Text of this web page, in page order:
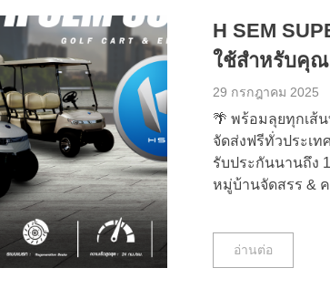
H SEM
ใช้สำหรับคุณ
29 กรกฎาคม 2025
🌴 พร้อมลุยทุกเส้
จัดส่งฟรีทั่วประเท
รับประกันนานถึง
หมู่บ้านจัดสรร &
อ่านต่อ